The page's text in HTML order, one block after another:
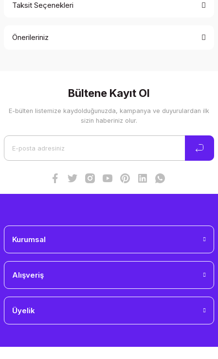
Taksit Seçenekleri
Önerileriniz
Görüş ve önerileriniz için teşekkür ederiz.
Ürün resmi kalitesiz, bozuk veya görüntülenemiyor.
Bültene Kayıt Ol
E-bülten listemize kaydolduğunuzda, kampanya ve duyurulardan ilk
sizin haberiniz olur.
Kurumsal
Alışveriş
Üyelik